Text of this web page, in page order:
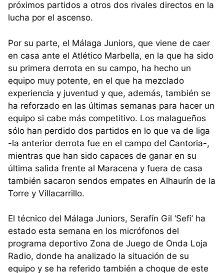
próximos partidos a otros dos rivales directos en la
lucha por el ascenso.
Por su parte, el Málaga Juniors, que viene de caer
en casa ante el Atlético Marbella, en la que ha sido
su primera derrota en su campo, ha hecho un
equipo muy potente, en el que ha mezclado
experiencia y juventud y que, además, también se
ha reforzado en las últimas semanas para hacer un
equipo si cabe más competitivo. Los malagueños
sólo han perdido dos partidos en lo que va de liga
-la anterior derrota fue en el campo del Cantoria-,
mientras que han sido capaces de ganar en su
última salida frente al Maracena y fuera de casa
también sacaron sendos empates en Alhaurín de la
Torre y Villacarrillo.
El técnico del Málaga Juniors, Serafín Gil ‘Sefi’ ha
estado esta semana en los micrófonos del
programa deportivo Zona de Juego de Onda Loja
Radio, donde ha analizado la situación de su
equipo y se ha referido también a choque de este